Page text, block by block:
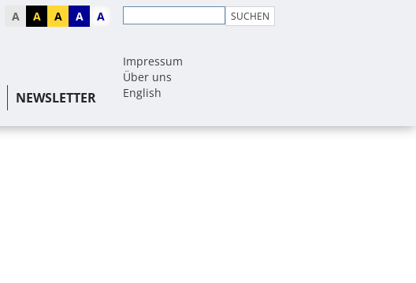
A A A A A
NEWSLETTER
Impressum
Über uns
English